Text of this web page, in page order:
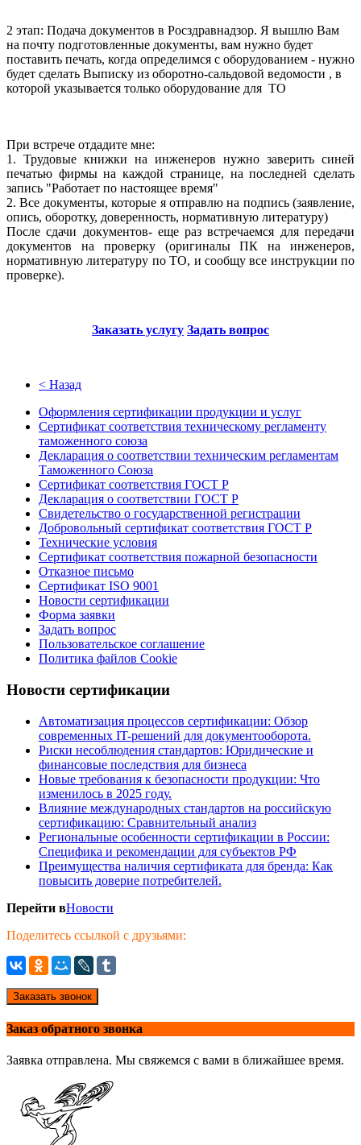
2 этап: Подача документов в Росздравнадзор. Я вышлю Вам
на почту подготовленные документы, вам нужно будет
поставить печать, когда определимся с оборудованием - нужно
будет сделать Выписку из оборотно-сальдовой ведомости , в
которой указывается только оборудование для ТО
При встрече отдадите мне:
1. Трудовые книжки на инженеров нужно заверить синей
печатью фирмы на каждой странице, на последней сделать
запись "Работает по настоящее время"
2. Все документы, которые я отправлю на подпись (заявление,
опись, оборотку, доверенность, нормативную литературу)
После сдачи документов- еще раз встречаемся для передачи
документов на проверку (оригиналы ПК на инженеров,
нормативную литературу по ТО, и сообщу все инструкции по
проверке).
Заказать услугу Задать вопрос
< Назад
Оформления сертификации продукции и услуг
Сертификат соответствия техническому регламенту
таможенного союза
Декларация о соответствии техническим регламентам
Таможенного Союза
Сертификат соответствия ГОСТ Р
Декларация о соответствии ГОСТ Р
Свидетельство о государственной регистрации
Добровольный сертификат соответствия ГОСТ Р
Технические условия
Сертификат соответствия пожарной безопасности
Отказное письмо
Сертификат ISO 9001
Новости сертификации
Форма заявки
Задать вопрос
Пользовательское соглашение
Политика файлов Cookie
Новости сертификации
Автоматизация процессов сертификации: Обзор
современных IT-решений для документооборота.
Риски несоблюдения стандартов: Юридические и
финансовые последствия для бизнеса
Новые требования к безопасности продукции: Что
изменилось в 2025 году.
Влияние международных стандартов на российскую
сертификацию: Сравнительный анализ
Региональные особенности сертификации в России:
Специфика и рекомендации для субъектов РФ
Преимущества наличия сертификата для бренда: Как
повысить доверие потребителей.
Перейти вНовости
Поделитесь ссылкой с друзьями:
Заказать звонок
Заказ обратного звонка
Заявка отправлена. Мы свяжемся с вами в ближайшее время.